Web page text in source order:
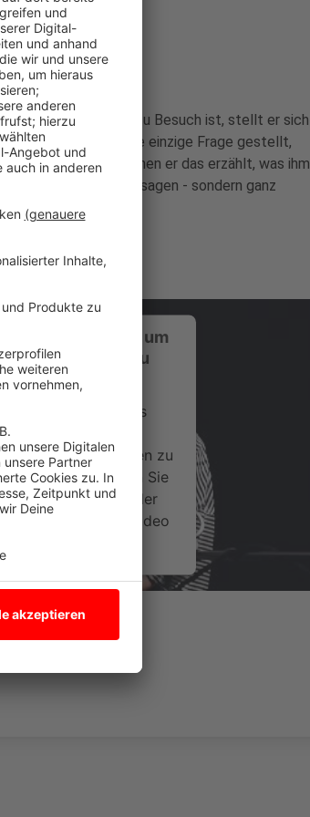
Politiker bei uns zu Besuch ist, stellt er sich
für". Dabei wird keine einzige Frage gestellt,
gedrückt, zu denen er das erzählt, was ihm
keine Promotionaussagen - sondern ganz
Zustimmung, um
Video-Service zu
laden!
einen Service eines
um Videoinhalte
Service kann Daten zu
Bitte lesen Sie
und stimmen Sie der
zu, um dieses Video
Consent Management
Platform